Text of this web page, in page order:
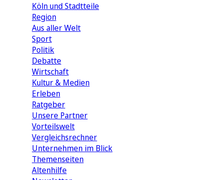
Köln und Stadtteile
Region
Aus aller Welt
Sport
Politik
Debatte
Wirtschaft
Kultur & Medien
Erleben
Ratgeber
Unsere Partner
Vorteilswelt
Vergleichsrechner
Unternehmen im Blick
Themenseiten
Altenhilfe